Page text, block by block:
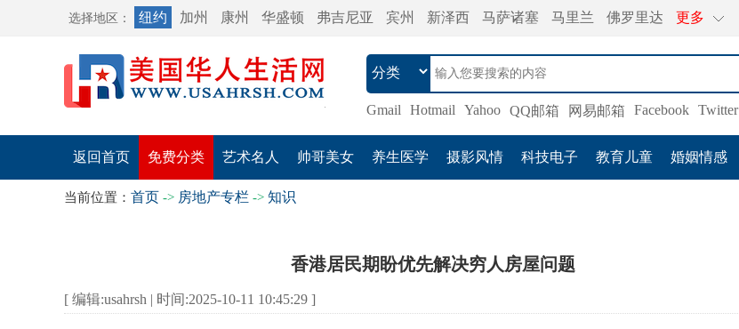
选择地区： 纽约 加州 康州 华盛顿 弗吉尼亚 宾州 新泽西 马萨诸塞 马里兰 佛罗里达 更多
Gmail Hotmail Yahoo QQ邮箱 网易邮箱 Facebook Twitter
返回首页 免费分类 艺术名人 帅哥美女 养生医学 摄影风情 科技电子 教育儿童 婚姻情感
当前位置： 首页 -> 房地产专栏 -> 知识
香港居民期盼优先解决穷人房屋问题
[ 编辑:usahrsh | 时间:2025-10-11 10:45:29 ]